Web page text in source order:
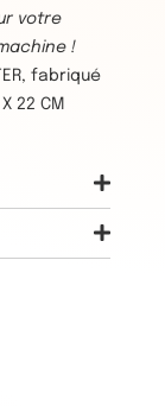
votre
!
fabriqué
22 CM